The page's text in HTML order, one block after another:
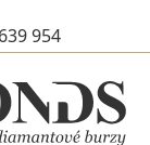
954